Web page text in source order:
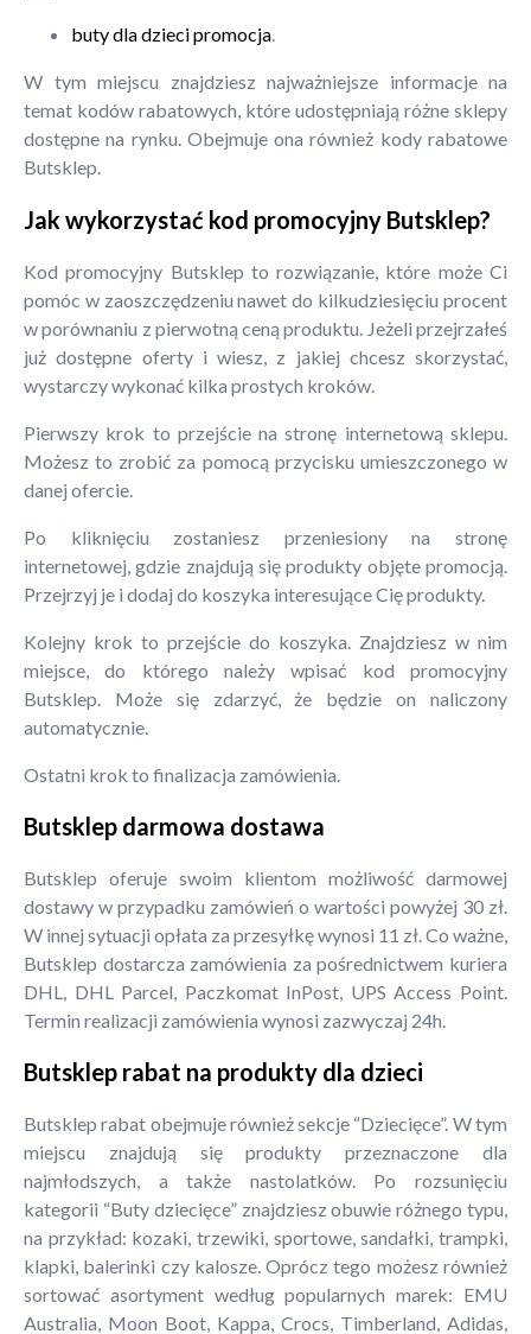
buty dla dzieci promocja.
W tym miejscu znajdziesz najważniejsze informacje na
temat kodów rabatowych, które udostępniają różne sklepy
dostępne na rynku. Obejmuje ona również kody rabatowe
Butsklep.
Jak wykorzystać kod promocyjny Butsklep?
Kod promocyjny Butsklep to rozwiązanie, które może Ci
pomóc w zaoszczędzeniu nawet do kilkudziesięciu procent
w porównaniu z pierwotną ceną produktu. Jeżeli przejrzałeś
już dostępne oferty i wiesz, z jakiej chcesz skorzystać,
wystarczy wykonać kilka prostych kroków.
Pierwszy krok to przejście na stronę internetową sklepu.
Możesz to zrobić za pomocą przycisku umieszczonego w
danej ofercie.
Po kliknięciu zostaniesz przeniesiony na stronę
internetowej, gdzie znajdują się produkty objęte promocją.
Przejrzyj je i dodaj do koszyka interesujące Cię produkty.
Kolejny krok to przejście do koszyka. Znajdziesz w nim
miejsce, do którego należy wpisać kod promocyjny
Butsklep. Może się zdarzyć, że będzie on naliczony
automatycznie.
Ostatni krok to finalizacja zamówienia.
Butsklep darmowa dostawa
Butsklep oferuje swoim klientom możliwość darmowej
dostawy w przypadku zamówień o wartości powyżej 30 zł.
W innej sytuacji opłata za przesyłkę wynosi 11 zł. Co ważne,
Butsklep dostarcza zamówienia za pośrednictwem kuriera
DHL, DHL Parcel, Paczkomat InPost, UPS Access Point.
Termin realizacji zamówienia wynosi zazwyczaj 24h.
Butsklep rabat na produkty dla dzieci
Butsklep rabat obejmuje również sekcje “Dziecięce”. W tym
miejscu znajdują się produkty przeznaczone dla
najmłodszych, a także nastolatków. Po rozsunięciu
kategorii “Buty dziecięce” znajdziesz obuwie różnego typu,
na przykład: kozaki, trzewiki, sportowe, sandałki, trampki,
klapki, balerinki czy kalosze. Oprócz tego możesz również
sortować asortyment według popularnych marek: EMU
Australia, Moon Boot, Kappa, Crocs, Timberland, Adidas,